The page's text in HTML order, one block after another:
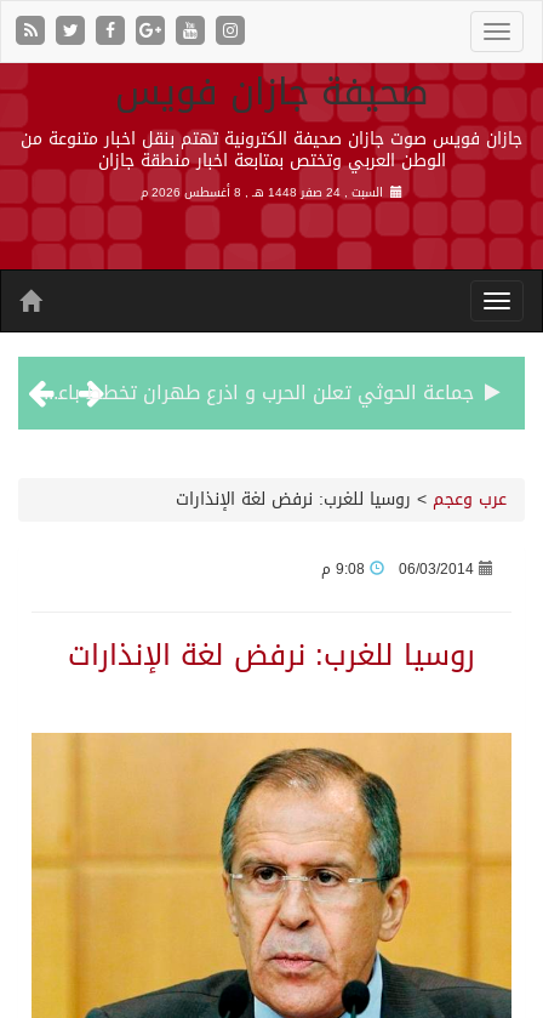
صحيفة جازان فويس
جازان فويس صوت جازان صحيفة الكترونية تهتم بنقل اخبار متنوعة من
الوطن العربي وتختص بمتابعة اخبار منطقة جازان
السبت , 24 صفر 1448 هـ , 8 أغسطس 2026 م
جماعة الحوثي تعلن الحرب و اذرع طهران تخطط باعمال ارهابية واسعة تطال دول الشرق الاوسط
حالة الطقس المتوقعة اليوم في المملكة
عرب وعجم > روسيا للغرب: نرفض لغة الإنذارات
06/03/2014
روسيا للغرب: نرفض لغة الإنذارات